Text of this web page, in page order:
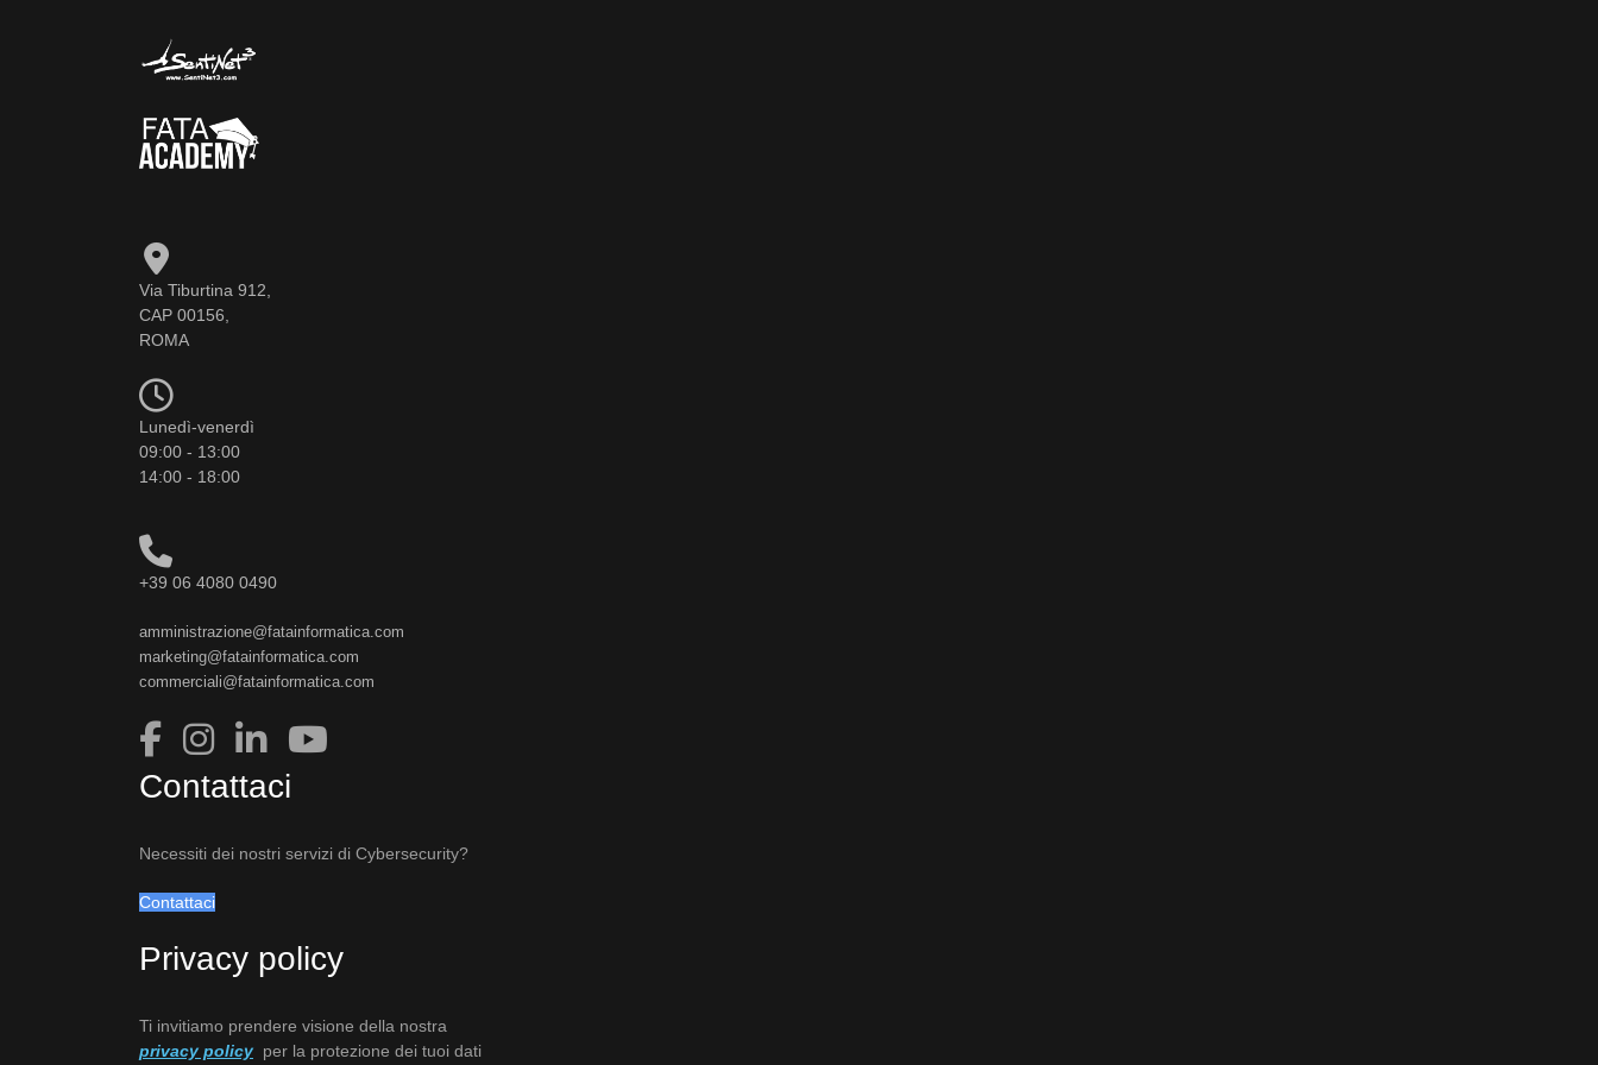
Via Tiburtina 912,
CAP 00156,
ROMA
Lunedì-venerdì
09:00 - 13:00
14:00 - 18:00
+39 06 4080 0490
amministrazione@fatainformatica.com
marketing@fatainformatica.com
commerciali@fatainformatica.com
Contattaci
Necessiti dei nostri servizi di Cybersecurity?
Contattaci
Privacy policy
Ti invitiamo prendere visione della nostra
privacy policy per la protezione dei tuoi dati